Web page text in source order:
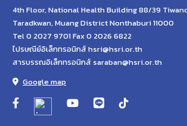
4th Floor, National Health Building 88/39
Taradkwan, Muang District Nonthaburi 11000
Tel 0 2027 9701 Fax 0 2026 6822
ไปรษณีย์อิเล็กทรอนิกส์ hsri@hsri.or.th
สารบรรณอิเล็กทรอนิกส์ saraban@hsri.or.th
Google map